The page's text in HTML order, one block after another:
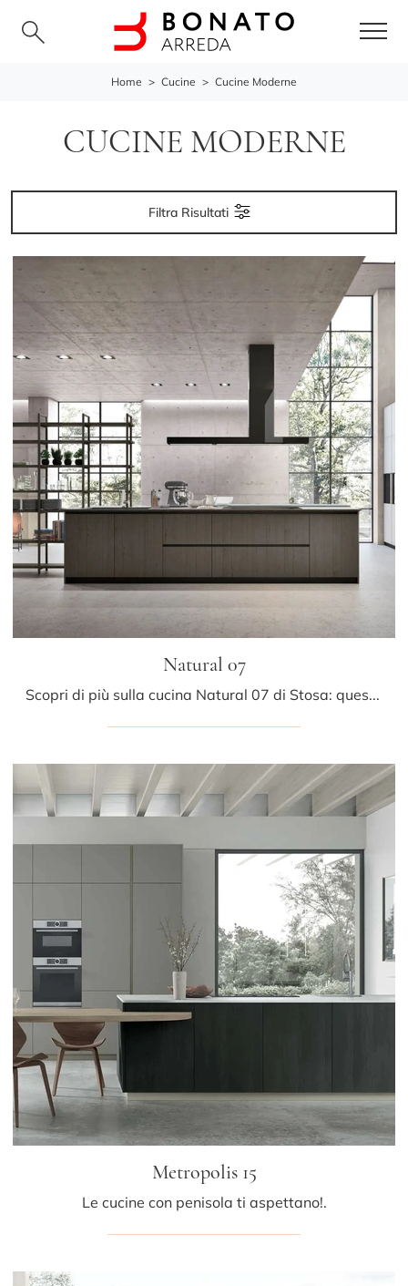
Home > Cucine > Cucine Moderne
CUCINE MODERNE
Filtra Risultati
Natural 07
Scopri di più sulla cucina Natural 07 di Stosa: questa soluzione in laccato opaco sarà la scelta ideale per te!
Metropolis 15
Le cucine con penisola ti aspettano!.